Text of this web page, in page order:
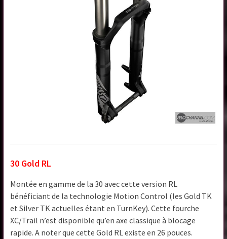
30 Gold RL
Montée en gamme de la 30 avec cette version RL
bénéficiant de la technologie Motion Control (les Gold TK
et Silver TK actuelles étant en TurnKey). Cette fourche
XC/Trail n’est disponible qu’en axe classique à blocage
rapide. A noter que cette Gold RL existe en 26 pouces.